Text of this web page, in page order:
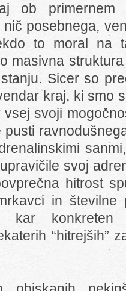
ob primernem
posebnega,
to moral na
masivna
Sicer so
kraj, ki smo
svoji
pusti
svoj
hitrost
in številne
kar konkreten
“hitrejših”